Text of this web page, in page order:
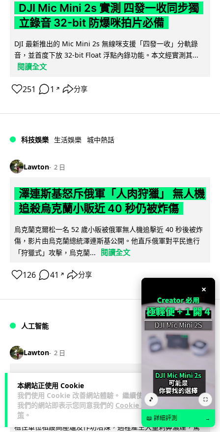
本網站正使用 Cookie
我們使用 Cookie 改善網站體驗。 繼續使用
我們的網站即表示您同意我們的 Cookie 政
策 。
DJI Mic Mini 2s 實測 四發一收同步獨
立錄音 32-bit 防爆咪拍片必備
DJI 最新推出的 Mic Mini 2s 無線咪支援「四發一收」分軌錄
音，並首度下放 32-bit Float 浮點內錄功能。本文經實測其...
閱讀全文
251 1 ↗ 分享
科技娛樂 生活娛樂 城中熱話
Lawton 2 日
澤連斯基怒斥俄軍「人肉狩獵」 無人機
追殺烏克蘭小販近 40 秒仍被炸傷
烏克蘭克爾松一名 52 歲小販被俄軍無人機追擊近 40 秒後被炸
傷，影片由烏克蘭總統澤連斯基公開。他直斥俄軍對平民進行
「狩獵式」攻擊，烏克蘭...
閱讀全文
126 41 ↗ 分享
人工智能
Lawton 2 日
中國湖北男自學 AI 「煉金術」 屋內煉
金冒濃煙驚動全區
中國湖北黃石一名男子見金價高企，利用 AI 自學提煉黃金，在
租住單位私設高壓爐及作坊冶煉，過程產生大量刺鼻濃煙，驚
×
🎵 ⛶
📖 詳細評測 →